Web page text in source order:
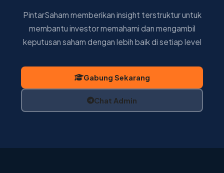
PintarSaham memberikan insight terstruktur untuk
membantu investor memahami dan mengambil
keputusan saham dengan lebih baik di setiap level
Gabung Sekarang
Chat Admin